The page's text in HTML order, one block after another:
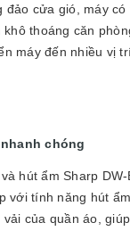
đảo cửa gió, máy
thoáng căn
máy đến nhiều vị
chóng
hút ẩm Sharp
với tính năng hút
của quần áo,